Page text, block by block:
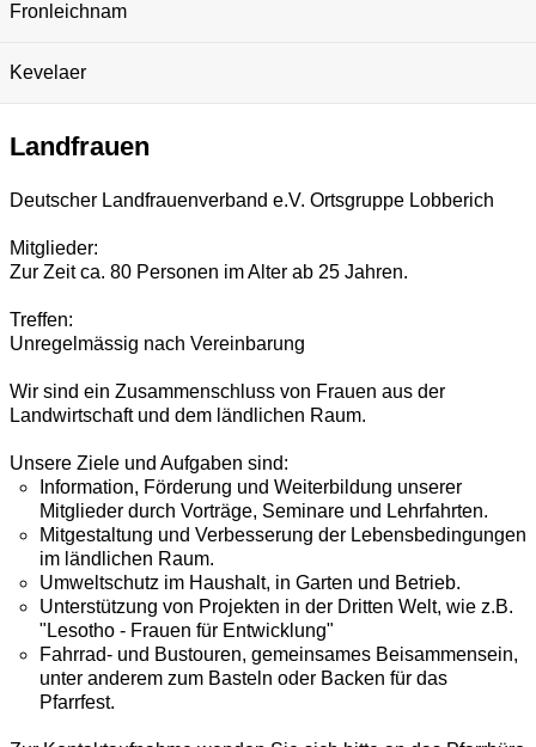
Fronleichnam
Kevelaer
Landfrauen
Deutscher Landfrauenverband e.V. Ortsgruppe Lobberich
Mitglieder:
Zur Zeit ca. 80 Personen im Alter ab 25 Jahren.
Treffen:
Unregelmässig nach Vereinbarung
Wir sind ein Zusammenschluss von Frauen aus der
Landwirtschaft und dem ländlichen Raum.
Unsere Ziele und Aufgaben sind:
Information, Förderung und Weiterbildung unserer
Mitglieder durch Vorträge, Seminare und Lehrfahrten.
Mitgestaltung und Verbesserung der Lebensbedingungen
im ländlichen Raum.
Umweltschutz im Haushalt, in Garten und Betrieb.
Unterstützung von Projekten in der Dritten Welt, wie z.B.
"Lesotho - Frauen für Entwicklung"
Fahrrad- und Bustouren, gemeinsames Beisammensein,
unter anderem zum Basteln oder Backen für das
Pfarrfest.